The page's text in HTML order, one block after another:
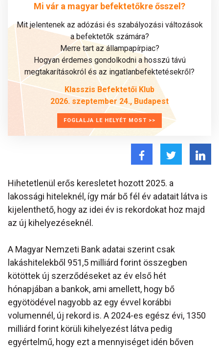
Mi vár a magyar befektetőkre ősszel?
Mit jelentenek az adózási és szabályozási változások
a befektetők számára?
Merre tart az állampapírpiac?
Hogyan érdemes gondolkodni a hosszú távú
megtakarításokról és az ingatlanbefektetésekről?
Klasszis Befektetői Klub
2026. szeptember 24., Budapest
FOGLALJA LE HELYÉT MOST >>
Hihetetlenül erős keresletet hozott 2025. a
lakossági hiteleknél, így már bő fél év adatait látva is
kijelenthető, hogy az idei év is rekordokat hoz majd
az új kihelyezéseknél.
A Magyar Nemzeti Bank adatai szerint csak
lakáshitelekből 951,5 milliárd forint összegben
kötöttek új szerződéseket az év első hét
hónapjában a bankok, ami amellett, hogy bő
egyötödével nagyobb az egy évvel korábbi
volumennél, új rekord is. A 2024-es egész évi, 1350
milliárd forint körüli kihelyezést látva pedig
egyértelmű, hogy ezt a mennyiséget idén bőven